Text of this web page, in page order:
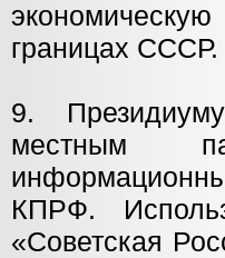
экономическую
границах СССР.
9.
местным
КПРФ.
«Советская